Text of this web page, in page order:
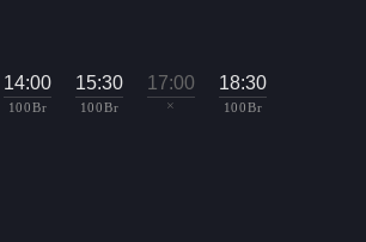
14:00
100 Br
15:30
100 Br
17:00
×
18:30
100 Br